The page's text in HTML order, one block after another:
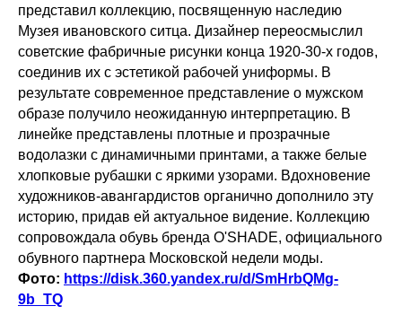
представил коллекцию, посвященную наследию
Музея ивановского ситца. Дизайнер переосмыслил
советские фабричные рисунки конца 1920-30-х годов,
соединив их с эстетикой рабочей униформы. В
результате современное представление о мужском
образе получило неожиданную интерпретацию. В
линейке представлены плотные и прозрачные
водолазки с динамичными принтами, а также белые
хлопковые рубашки с яркими узорами. Вдохновение
художников-авангардистов органично дополнило эту
историю, придав ей актуальное видение. Коллекцию
сопровождала обувь бренда O'SHADE, официального
обувного партнера Московской недели моды.
Фото: https://disk.360.yandex.ru/d/SmHrbQMg-
9b_TQ